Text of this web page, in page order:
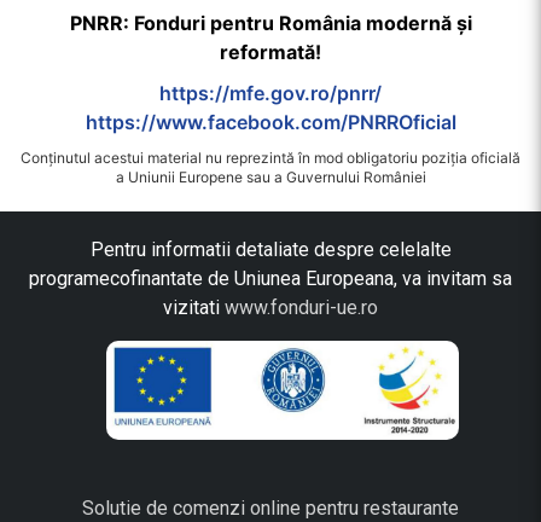
PNRR: Fonduri pentru România modernă și
reformată!
https://mfe.gov.ro/pnrr/
https://www.facebook.com/PNRROficial
Conținutul acestui material nu reprezintă în mod obligatoriu poziția oficială
a Uniunii Europene sau a Guvernului României
Pentru informatii detaliate despre celelalte
programecofinantate de Uniunea Europeana, va invitam sa
vizitati www.fonduri-ue.ro
Solutie de comenzi online pentru restaurante